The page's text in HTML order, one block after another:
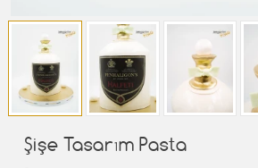
Şişe Tasarım Pasta